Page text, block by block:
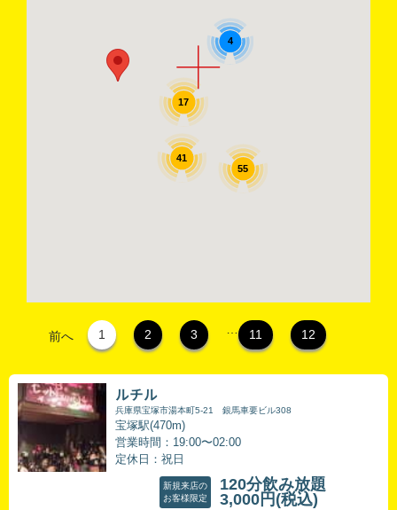
41
55
17
4
前へ 1 2 3 11 12
ルチル
兵庫県宝塚市湯本町5-21 銀馬車要ビル308
宝塚駅(470m)
営業時間：19:00〜02:00
定休日：祝日
新規来店の
お客様限定
120分飲み放題
3,000円 (税込)